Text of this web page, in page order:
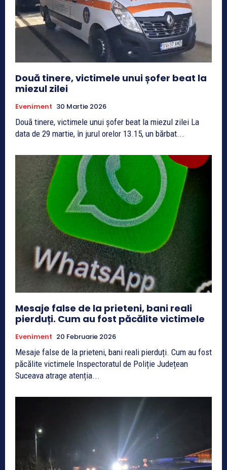
Două tinere, victimele unui șofer beat la
miezul zilei
Eveniment 30 Martie 2026
Două tinere, victimele unui șofer beat la miezul zilei La
data de 29 martie, în jurul orelor 13.15, un bărbat...
Mesaje false de la prieteni, bani reali
pierduți. Cum au fost păcălite victimele
Eveniment 20 Februarie 2026
Mesaje false de la prieteni, bani reali pierduți. Cum au fost
păcălite victimele Inspectoratul de Poliție Județean
Suceava atrage atenția...